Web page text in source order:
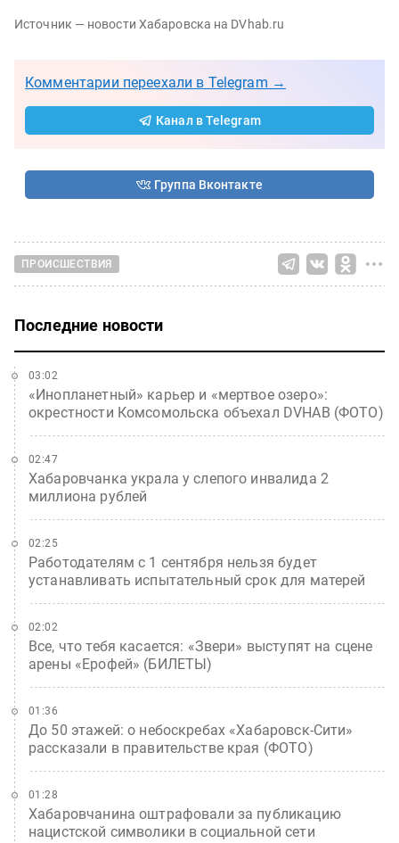
Источник — новости Хабаровска на DVhab.ru
Комментарии переехали в Telegram →
Канал в Telegram
Группа Вконтакте
ПРОИСШЕСТВИЯ
Последние новости
«Инопланетный» карьер и «мертвое озеро»:
окрестности Комсомольска объехал DVHAB (ФОТО)
03:02
Хабаровчанка украла у слепого инвалида 2
миллиона рублей
02:47
Работодателям с 1 сентября нельзя будет
устанавливать испытательный срок для матерей
02:25
Все, что тебя касается: «Звери» выступят на сцене
арены «Ерофей» (БИЛЕТЫ)
02:02
До 50 этажей: о небоскребах «Хабаровск-Сити»
рассказали в правительстве края (ФОТО)
01:36
Хабаровчанина оштрафовали за публикацию
нацистской символики в социальной сети
01:28